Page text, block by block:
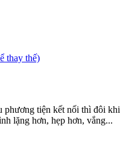
thay thế)
tiện kết nối thì đôi
lặng hơn, hẹp hơn, vắng...